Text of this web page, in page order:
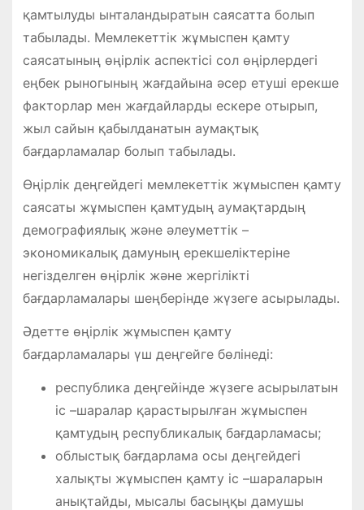
қамтылуды ынталандыратын саясатта болып
табылады. Мемлекеттік жұмыспен қамту
саясатының өңірлік аспектісі сол өңірлердегі
еңбек рыногының жағдайына әсер етуші ерекше
факторлар мен жағдайларды ескере отырып,
жыл сайын қабылданатын аумақтық
бағдарламалар болып табылады.
Өңірлік деңгейдегі мемлекеттік жұмыспен қамту
саясаты жұмыспен қамтудың аумақтардың
демографиялық және әлеуметтік –
экономикалық дамуның ерекшеліктеріне
негізделген өңірлік және жергілікті
бағдарламалары шеңберінде жүзеге асырылады.
Әдетте өңірлік жұмыспен қамту
бағдарламалары үш деңгейге бөлінеді:
республика деңгейінде жүзеге асырылатын
іс –шаралар қарастырылған жұмыспен
қамтудың республикалық бағдарламасы;
облыстық бағдарлама осы деңгейдегі
халықты жұмыспен қамту іс –шараларын
анықтайды, мысалы басыңқы дамушы